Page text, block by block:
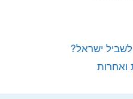
ישראל?
ואחרות